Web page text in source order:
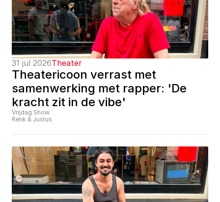
31 jul 2026Theater
Theatericoon verrast met
samenwerking met rapper: 'De
kracht zit in de vibe'
Vrijdag Show
Renk & Justus